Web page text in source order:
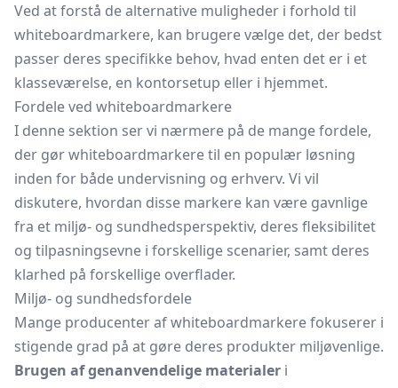
Ved at forstå de alternative muligheder i forhold til
whiteboardmarkere, kan brugere vælge det, der bedst
passer deres specifikke behov, hvad enten det er i et
klasseværelse, en kontorsetup eller i hjemmet.
Fordele ved whiteboardmarkere
I denne sektion ser vi nærmere på de mange fordele,
der gør whiteboardmarkere til en populær løsning
inden for både undervisning og erhverv. Vi vil
diskutere, hvordan disse markere kan være gavnlige
fra et miljø- og sundhedsperspektiv, deres fleksibilitet
og tilpasningsevne i forskellige scenarier, samt deres
klarhed på forskellige overflader.
Miljø- og sundhedsfordele
Mange producenter af whiteboardmarkere fokuserer i
stigende grad på at gøre deres produkter miljøvenlige.
Brugen af genanvendelige materialer i